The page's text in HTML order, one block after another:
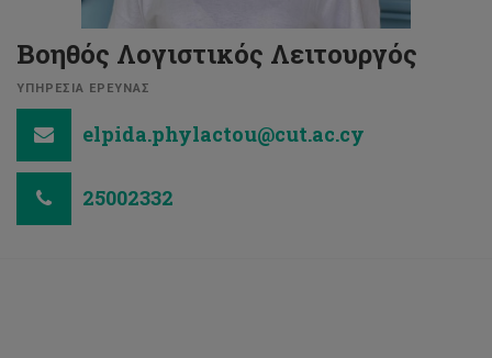
Βοηθός Λογιστικός Λειτουργός
ΥΠΗΡΕΣΙΑ ΕΡΕΥΝΑΣ
elpida.phylactou@cut.ac.cy
25002332